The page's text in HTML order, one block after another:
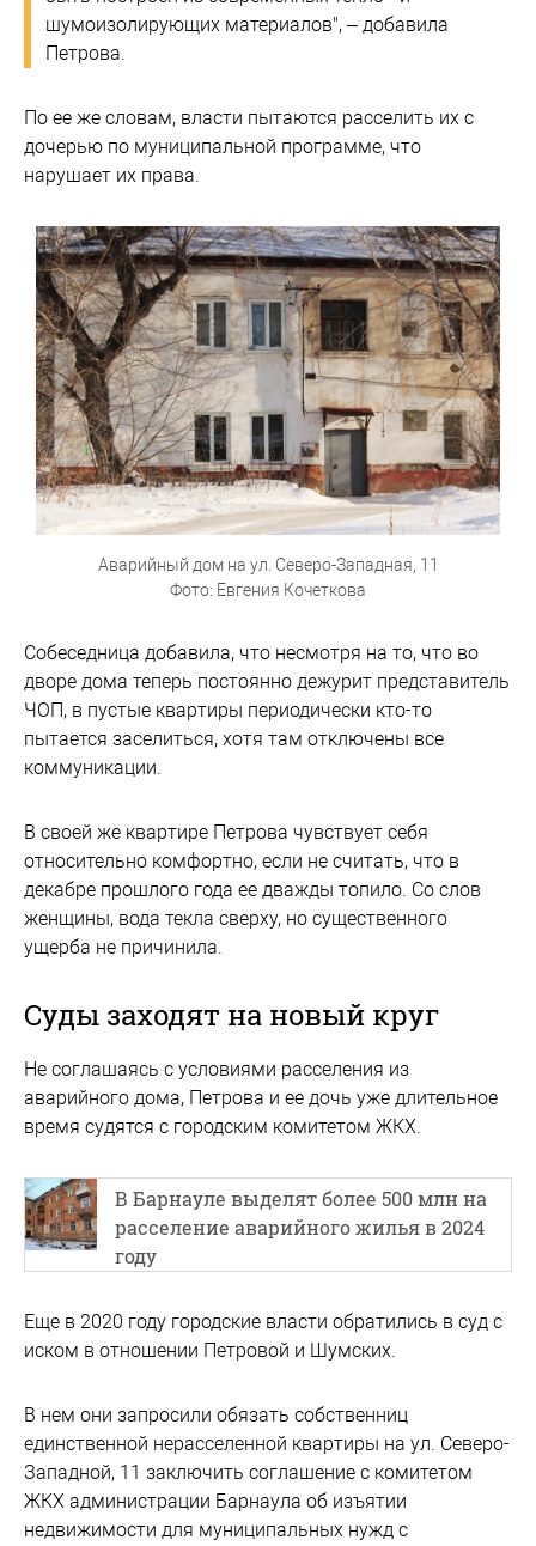
шумоизолирующих материалов", – добавила
Петрова.
По ее же словам, власти пытаются расселить их с
дочерью по муниципальной программе, что
нарушает их права.
Аварийный дом на ул. Северо-Западная, 11
Фото: Евгения Кочеткова
Собеседница добавила, что несмотря на то, что во
дворе дома теперь постоянно дежурит представитель
ЧОП, в пустые квартиры периодически кто-то
пытается заселиться, хотя там отключены все
коммуникации.
В своей же квартире Петрова чувствует себя
относительно комфортно, если не считать, что в
декабре прошлого года ее дважды топило. Со слов
женщины, вода текла сверху, но существенного
ущерба не причинила.
Суды заходят на новый круг
Не соглашаясь с условиями расселения из
аварийного дома, Петрова и ее дочь уже длительное
время судятся с городским комитетом ЖКХ.
В Барнауле выделят более 500 млн на
расселение аварийного жилья в 2024
году
Еще в 2020 году городские власти обратились в суд с
иском в отношении Петровой и Шумских.
В нем они запросили обязать собственниц
единственной нерасселенной квартиры на ул. Северо-
Западной, 11 заключить соглашение с комитетом
ЖКХ администрации Барнаула об изъятии
недвижимости для муниципальных нужд с